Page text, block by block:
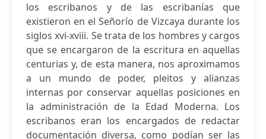
los escribanos y de las escribanías que
existieron en el Señorío de Vizcaya durante los
siglos xvi-xviii. Se trata de los hombres y cargos
que se encargaron de la escritura en aquellas
centurias y, de esta manera, nos aproximamos
a un mundo de poder, pleitos y alianzas
internas por conservar aquellas posiciones en
la administración de la Edad Moderna. Los
escribanos eran los encargados de redactar
documentación diversa, como podían ser las